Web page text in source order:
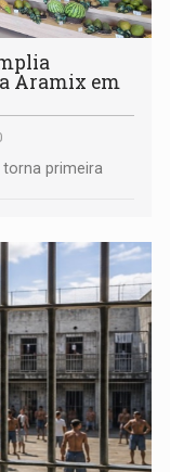
Aramix em
torna primeira